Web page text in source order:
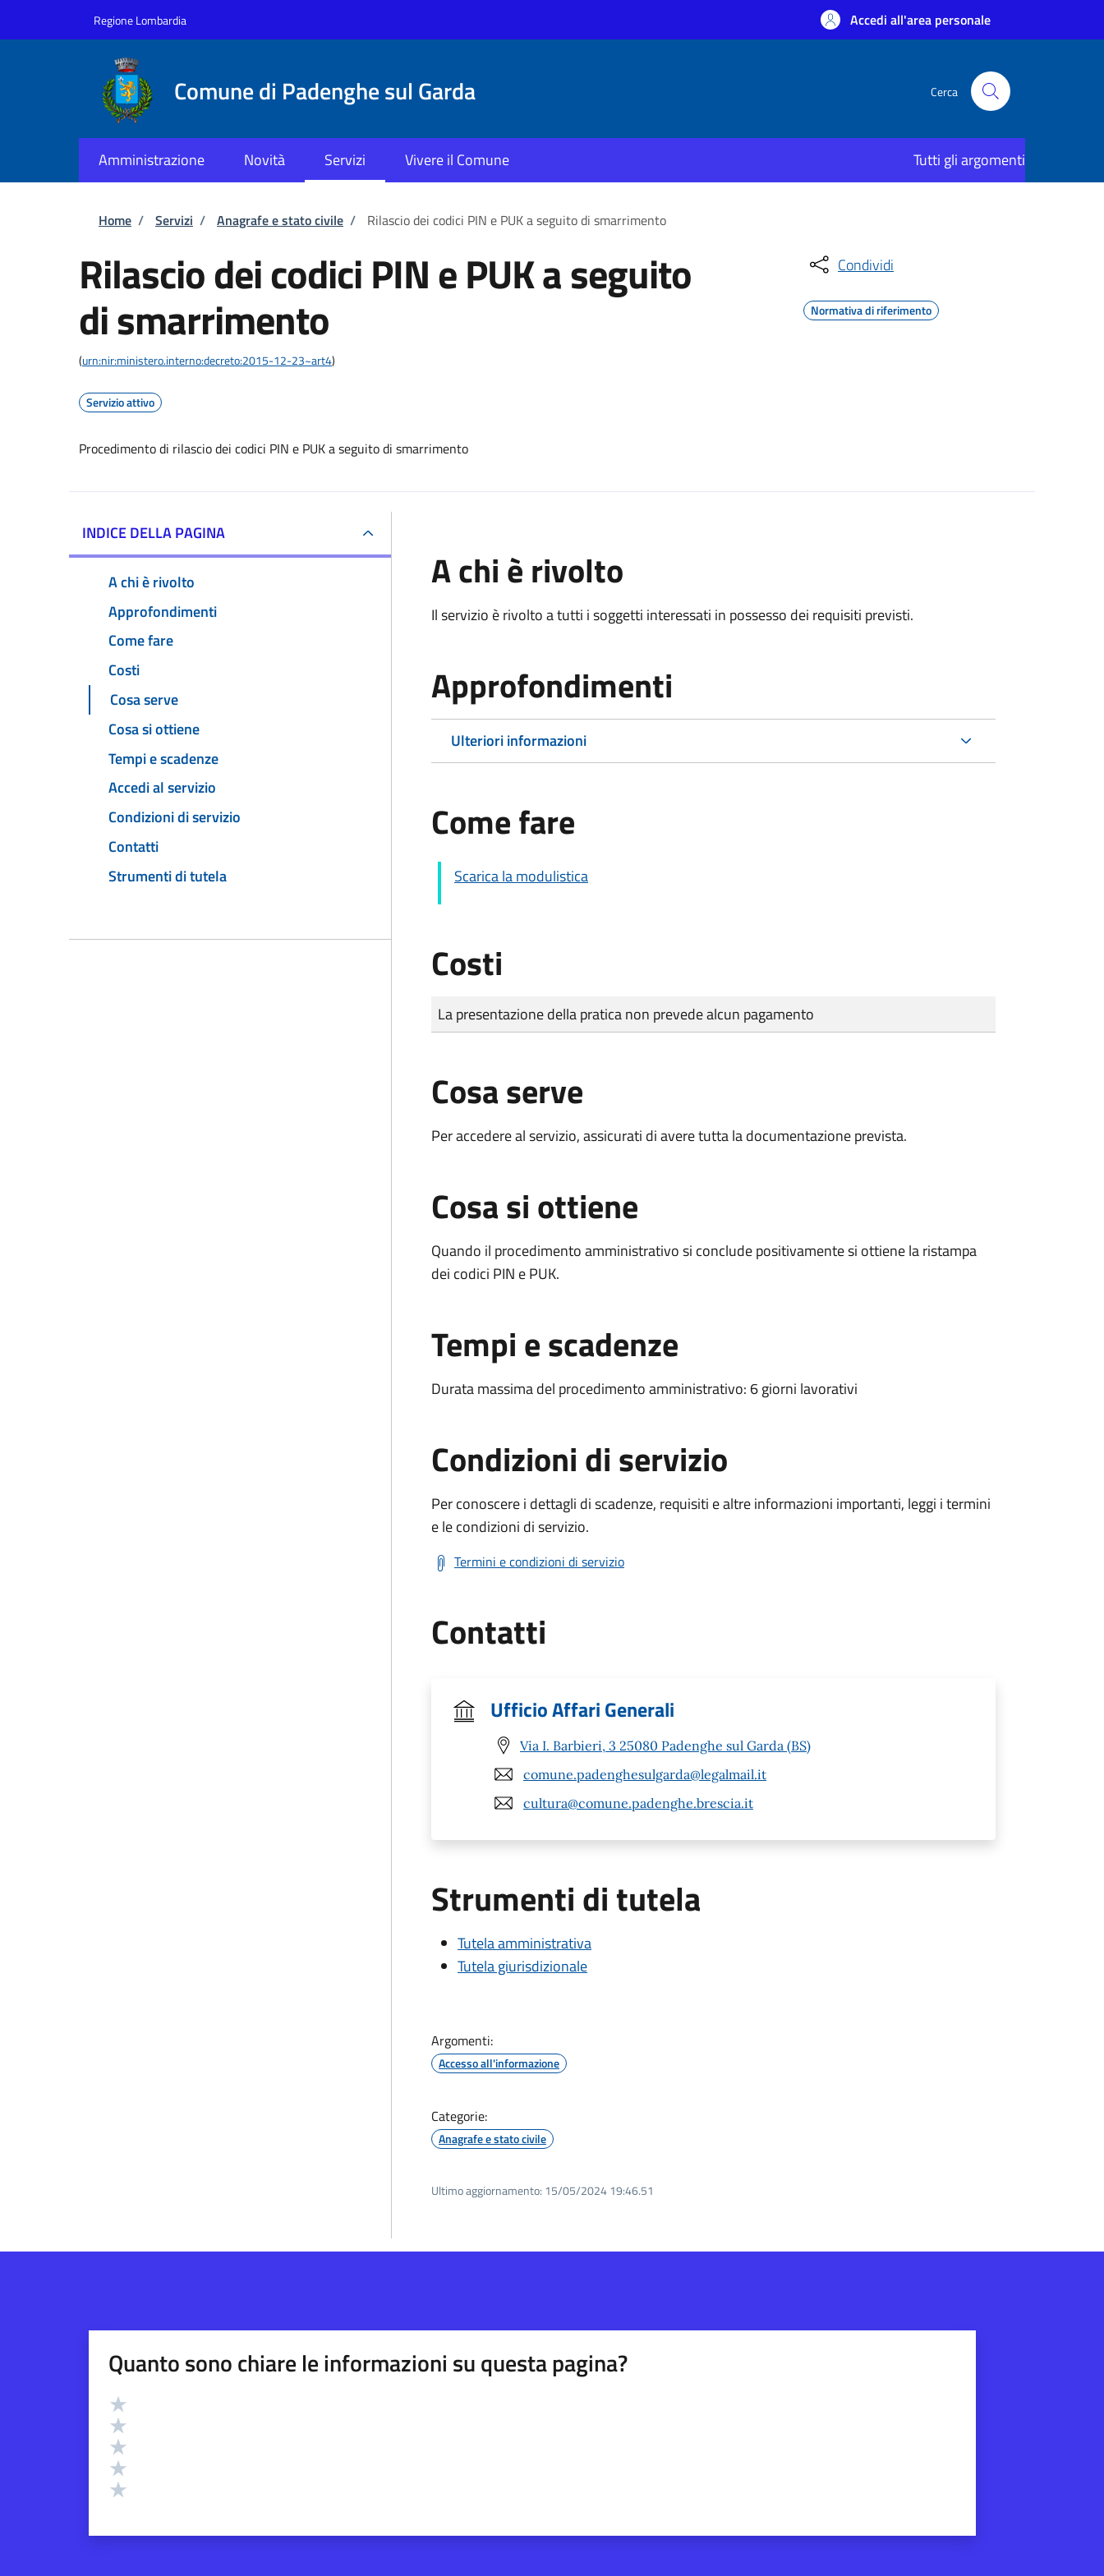
Regione Lombardia Accedi all'area personale
Comune di Padenghe sul Garda Cerca
Amministrazione Novità Servizi Vivere il Comune Tutti gli argomenti
Briciole di pane
Home / Servizi / Anagrafe e stato civile / Rilascio dei codici PIN e PUK a seguito di smarrimento
Rilascio dei codici PIN e PUK a seguito
di smarrimento
(urn:nir:ministero.interno:decreto:2015-12-23~art4)
Servizio attivo
Procedimento di rilascio dei codici PIN e PUK a seguito di smarrimento
Condividi
Normativa di riferimento
INDICE DELLA PAGINA
A chi è rivolto
Approfondimenti
Come fare
Costi
Cosa serve
Cosa si ottiene
Tempi e scadenze
Accedi al servizio
Condizioni di servizio
Contatti
Strumenti di tutela
A chi è rivolto
Il servizio è rivolto a tutti i soggetti interessati in possesso dei requisiti previsti.
Approfondimenti
Ulteriori informazioni
Come fare
Scarica la modulistica
Costi
Tipo di pagamento
Importo
La presentazione della pratica non prevede alcun pagamento
Cosa serve
Per accedere al servizio, assicurati di avere tutta la documentazione prevista.
Cosa si ottiene
Quando il procedimento amministrativo si conclude positivamente si ottiene la ristampa
dei codici PIN e PUK.
Tempi e scadenze
Durata massima del procedimento amministrativo: 6 giorni lavorativi
Condizioni di servizio
Per conoscere i dettagli di scadenze, requisiti e altre informazioni importanti, leggi i termini
e le condizioni di servizio.
Termini e condizioni di servizio
Contatti
Ufficio Affari Generali
Via I. Barbieri, 3 25080 Padenghe sul Garda (BS)
comune.padenghesulgarda@legalmail.it
cultura@comune.padenghe.brescia.it
Strumenti di tutela
Tutela amministrativa
Tutela giurisdizionale
Argomenti:
Accesso all'informazione
Categorie:
Anagrafe e stato civile
Ultimo aggiornamento: 15/05/2024 19:46.51
Quanto sono chiare le informazioni su questa pagina?
Valutazione